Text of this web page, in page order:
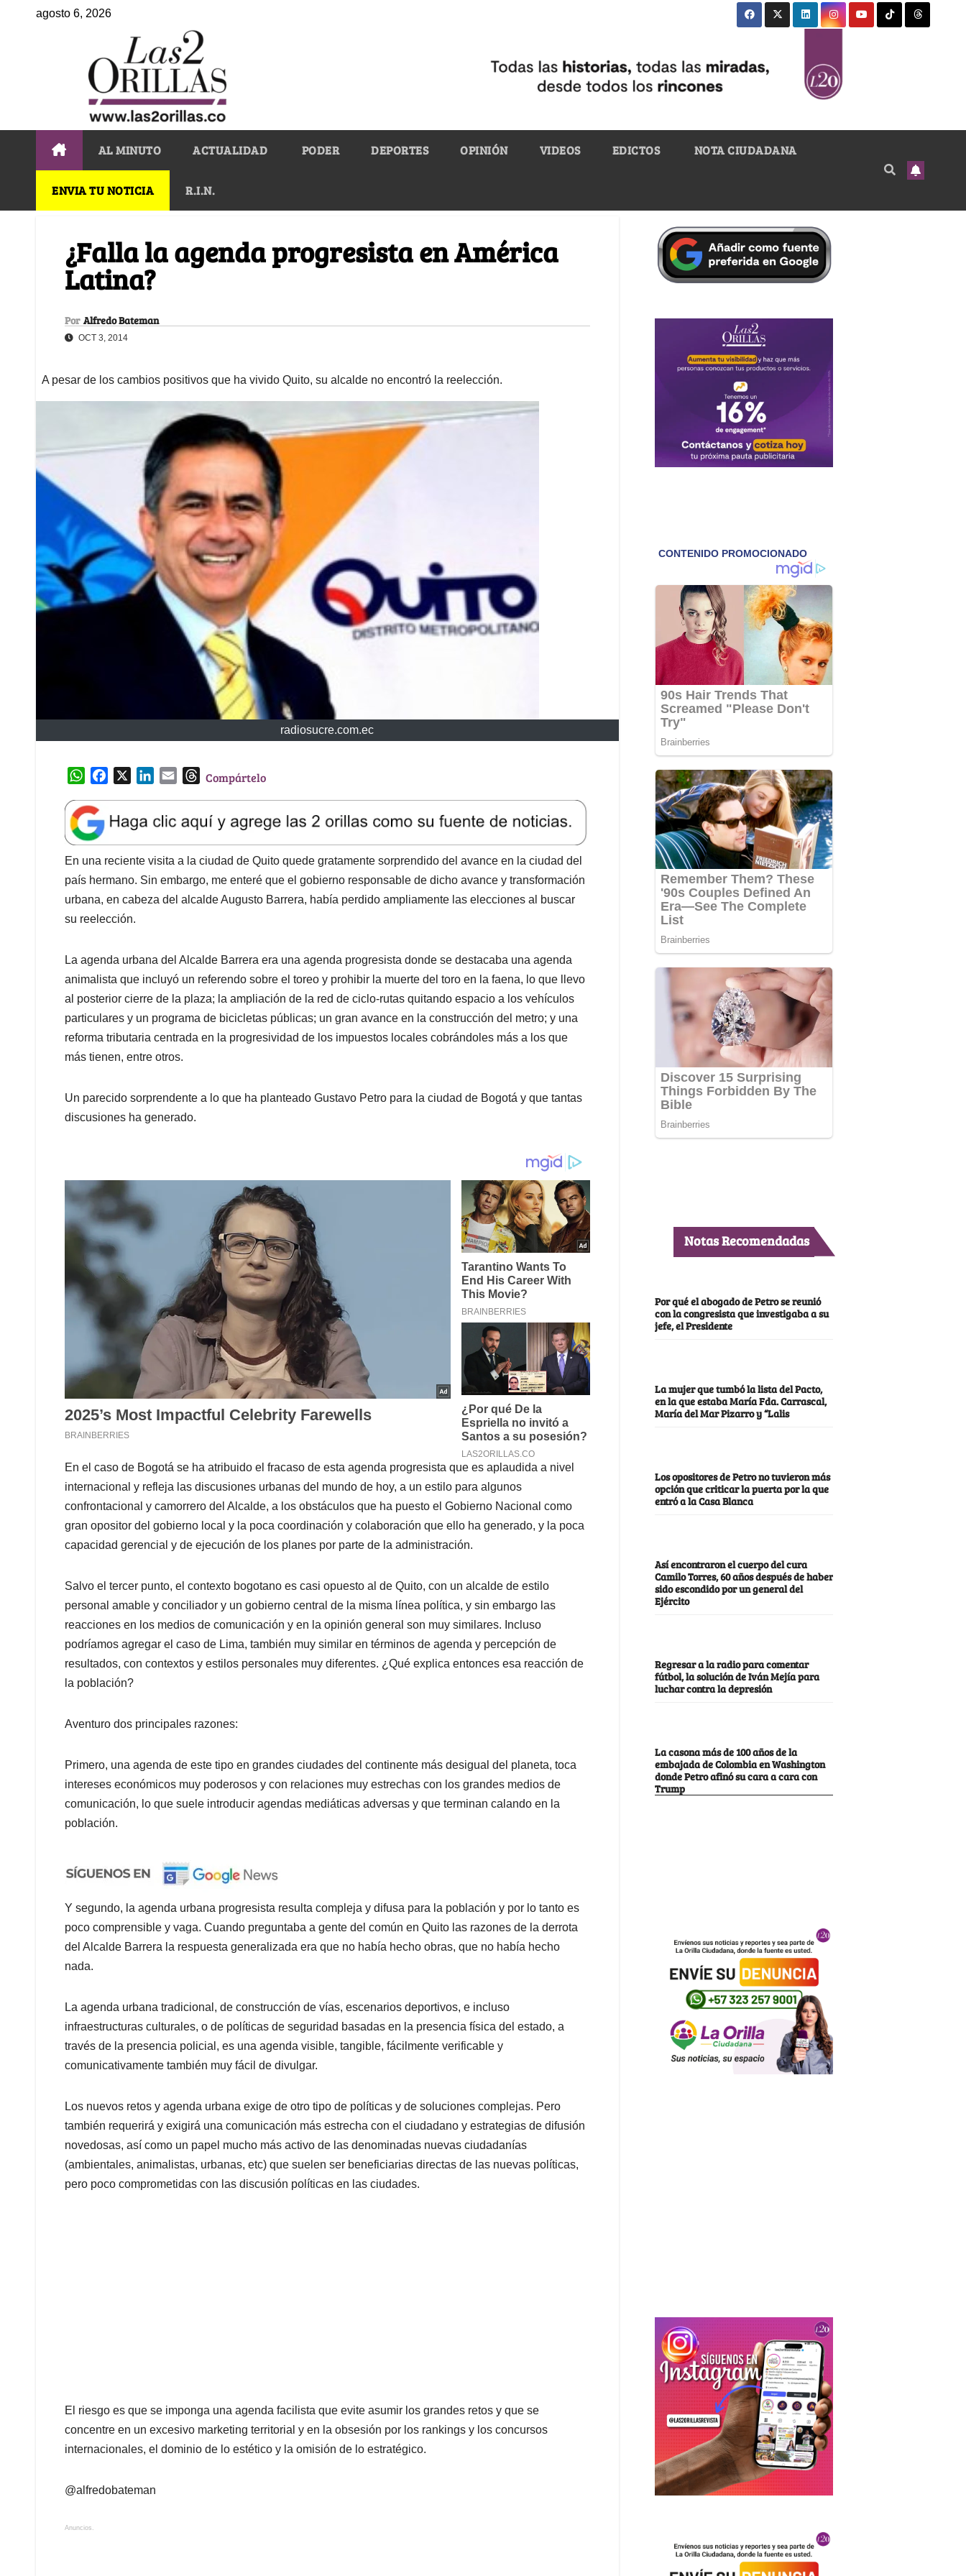
agosto 6, 2026
AL MINUTO ACTUALIDAD PODER DEPORTES OPINIÓN VIDEOS EDICTOS NOTA CIUDADANA
ENVIA TU NOTICIA R.I.N.
¿Falla la agenda progresista en América
Latina?
Por Alfredo Bateman
OCT 3, 2014
A pesar de los cambios positivos que ha vivido Quito, su alcalde no encontró la reelección.
radiosucre.com.ec
W
a
t
s
A
p
p
e
b
o
o
k
k
e
d
I
n
l
T
e
a
d
s
Compártelo
En una reciente visita a la ciudad de Quito quede gratamente sorprendido del avance en la ciudad del
país hermano. Sin embargo, me enteré que el gobierno responsable de dicho avance y transformación
urbana, en cabeza del alcalde Augusto Barrera, había perdido ampliamente las elecciones al buscar
su reelección.
La agenda urbana del Alcalde Barrera era una agenda progresista donde se destacaba una agenda
animalista que incluyó un referendo sobre el toreo y prohibir la muerte del toro en la faena, lo que llevo
al posterior cierre de la plaza; la ampliación de la red de ciclo-rutas quitando espacio a los vehículos
particulares y un programa de bicicletas públicas; un gran avance en la construcción del metro; y una
reforma tributaria centrada en la progresividad de los impuestos locales cobrándoles más a los que
más tienen, entre otros.
Un parecido sorprendente a lo que ha planteado Gustavo Petro para la ciudad de Bogotá y que tantas
discusiones ha generado.
En el caso de Bogotá se ha atribuido el fracaso de esta agenda progresista que es aplaudida a nivel
internacional y refleja las discusiones urbanas del mundo de hoy, a un estilo para algunos
confrontacional y camorrero del Alcalde, a los obstáculos que ha puesto el Gobierno Nacional como
gran opositor del gobierno local y la poca coordinación y colaboración que ello ha generado, y la poca
capacidad gerencial y de ejecución de los planes por parte de la administración.
Salvo el tercer punto, el contexto bogotano es casi opuesto al de Quito, con un alcalde de estilo
personal amable y conciliador y un gobierno central de la misma línea política, y sin embargo las
reacciones en los medios de comunicación y en la opinión general son muy similares. Incluso
podríamos agregar el caso de Lima, también muy similar en términos de agenda y percepción de
resultados, con contextos y estilos personales muy diferentes. ¿Qué explica entonces esa reacción de
la población?
Aventuro dos principales razones:
Primero, una agenda de este tipo en grandes ciudades del continente más desigual del planeta, toca
intereses económicos muy poderosos y con relaciones muy estrechas con los grandes medios de
comunicación, lo que suele introducir agendas mediáticas adversas y que terminan calando en la
población.
Y segundo, la agenda urbana progresista resulta compleja y difusa para la población y por lo tanto es
poco comprensible y vaga. Cuando preguntaba a gente del común en Quito las razones de la derrota
del Alcalde Barrera la respuesta generalizada era que no había hecho obras, que no había hecho
nada.
La agenda urbana tradicional, de construcción de vías, escenarios deportivos, e incluso
infraestructuras culturales, o de políticas de seguridad basadas en la presencia física del estado, a
través de la presencia policial, es una agenda visible, tangible, fácilmente verificable y
comunicativamente también muy fácil de divulgar.
Los nuevos retos y agenda urbana exige de otro tipo de políticas y de soluciones complejas. Pero
también requerirá y exigirá una comunicación más estrecha con el ciudadano y estrategias de difusión
novedosas, así como un papel mucho más activo de las denominadas nuevas ciudadanías
(ambientales, animalistas, urbanas, etc) que suelen ser beneficiarias directas de las nuevas políticas,
pero poco comprometidas con las discusión políticas en las ciudades.
El riesgo es que se imponga una agenda facilista que evite asumir los grandes retos y que se
concentre en un excesivo marketing territorial y en la obsesión por los rankings y los concursos
internacionales, el dominio de lo estético y la omisión de lo estratégico.
@alfredobateman
Anuncios.
Notas Recomendadas
Por qué el abogado de Petro se reunió
con la congresista que investigaba a su
jefe, el Presidente
La mujer que tumbó la lista del Pacto,
en la que estaba María Fda. Carrascal,
María del Mar Pizarro y “Lalis
Los opositores de Petro no tuvieron más
opción que criticar la puerta por la que
entró a la Casa Blanca
Así encontraron el cuerpo del cura
Camilo Torres, 60 años después de haber
sido escondido por un general del
Ejército
Regresar a la radio para comentar
fútbol, la solución de Iván Mejía para
luchar contra la depresión
La casona más de 100 años de la
embajada de Colombia en Washington
donde Petro afinó su cara a cara con
Trump